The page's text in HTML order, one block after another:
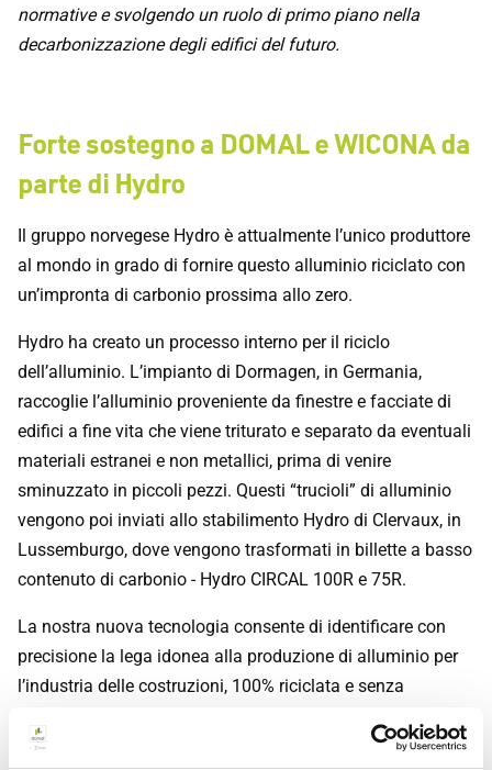
normative e svolgendo un ruolo di primo piano nella
decarbonizzazione degli edifici del futuro.
Forte sostegno a DOMAL e WICONA da
parte di Hydro
Il gruppo norvegese Hydro è attualmente l’unico produttore
al mondo in grado di fornire questo alluminio riciclato con
un’impronta di carbonio prossima allo zero.
Hydro ha creato un processo interno per il riciclo
dell’alluminio. L’impianto di Dormagen, in Germania,
raccoglie l’alluminio proveniente da finestre e facciate di
edifici a fine vita che viene triturato e separato da eventuali
materiali estranei e non metallici, prima di venire
sminuzzato in piccoli pezzi. Questi “trucioli” di alluminio
vengono poi inviati allo stabilimento Hydro di Clervaux, in
Lussemburgo, dove vengono trasformati in billette a basso
contenuto di carbonio - Hydro CIRCAL 100R e 75R.
La nostra nuova tecnologia consente di identificare con
precisione la lega idonea alla produzione di alluminio per
l’industria delle costruzioni, 100% riciclata e senza